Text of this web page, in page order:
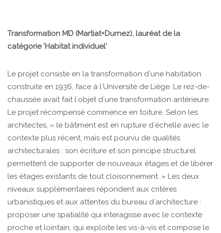
Transformation MD (Martiat+Durnez), lauréat de la
catégorie 'Habitat individuel'
Le projet consiste en la transformation dʼune habitation
construite en 1936, face à lʼUniversité de Liège. Le rez-de-
chaussée avait fait lʼobjet dʼune transformation antérieure.
Le projet récompensé commence en toiture. Selon les
architectes, « le bâtiment est en rupture dʼéchelle avec le
contexte plus récent, mais est pourvu de qualités
architecturales : son écriture et son principe structurel
permettent de supporter de nouveaux étages et de libérer
les étages existants de tout cloisonnement. » Les deux
niveaux supplémentaires répondent aux critères
urbanistiques et aux attentes du bureau dʼarchitecture :
proposer une spatialité qui interagisse avec le contexte
proche et lointain, qui exploite les vis-à-vis et compose le